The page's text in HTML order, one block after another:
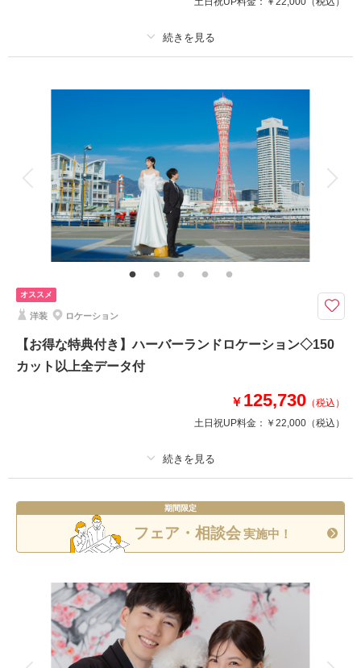
小物一式
アルバム データ 200 カット 台紙付写真
衣装追加 会食 挙式
家族と撮影 家族用衣装レンタル ペットと撮影
浜辺を歩くふたり、サンセットが海に沈む瞬間。
そんな憧れの一枚、撮影致します。
このプランで撮影可能な撮影レポート
撮影日：2025年7月22日
撮影場所：
オススメ
洋装 ロケーション
【お得な特典付き】ハーバーランドロケーション◇150
カット以上全データ付
￥ 125,730 （税込）
土日祝UP料金： ￥22,000 （税込）
撮影料 新婦衣装1着 新郎衣装1着
着付け ヘアメイク 小物一式
衣装追加 会食 挙式
家族と撮影 家族用衣装レンタル ペットと撮影
神戸のシンボルである、ハーバーランドで撮るウェディングフォト
＜基本料金に含まれるもの＞
期間限定
フェア・相談会 実施中！